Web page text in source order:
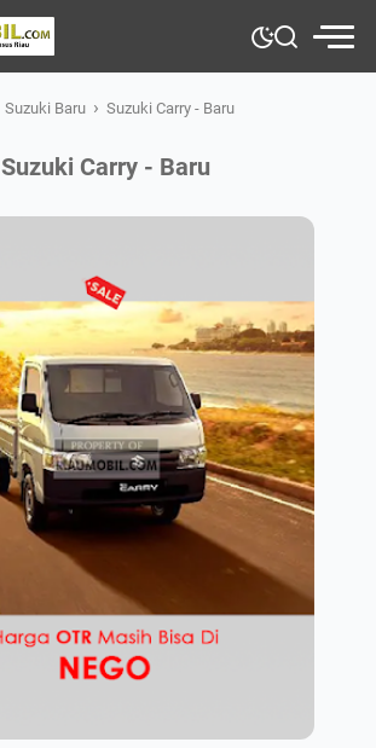
Suzuki Baru › Suzuki Carry - Baru
Suzuki Carry - Baru